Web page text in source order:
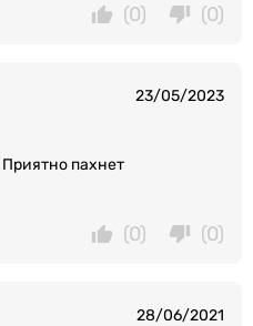
(0)
(0)
23/05/2023
пахнет
(0)
(0)
28/06/2021